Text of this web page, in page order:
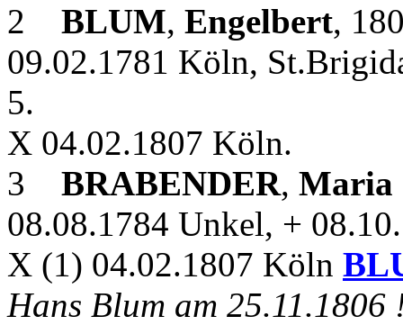
2 BLUM, Engelbert,
09.02.1781 Köln,
5.
X 04.02.1807 Köln.
3 BRABENDER, Maria
08.08.1784 Unkel, +
X (1) 04.02.1807 Köln
Hans Blum am 25.11.1806